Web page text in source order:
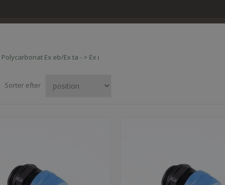
Polycarbonat Ex eb/Ex ta - > Ex i
Sorter efter